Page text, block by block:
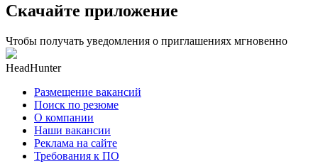
Скачайте приложение
Чтобы получать уведомления о приглашениях мгновенно
HeadHunter
Размещение вакансий
Поиск по резюме
О компании
Наши вакансии
Реклама на сайте
Требования к ПО